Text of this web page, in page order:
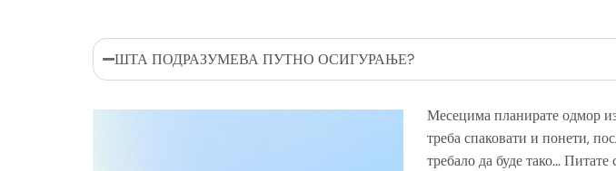
ШТА ПОДРАЗУМЕВА ПУТНО ОСИГУРАЊЕ?
Месецима планирате одмор
треба спаковати и понети,
требало да буде тако…